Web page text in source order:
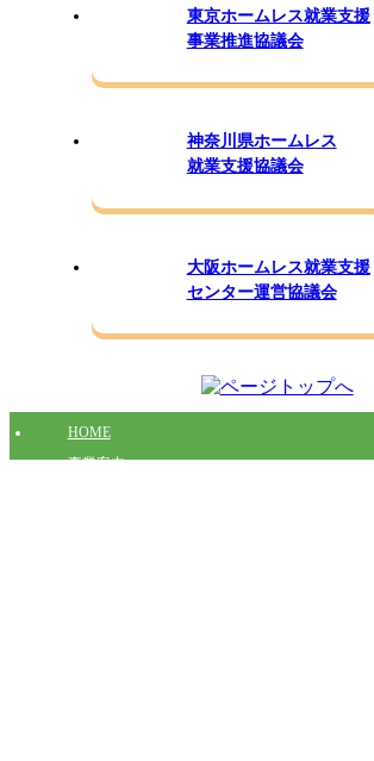
東京ホームレス就業支援
事業推進協議会
神奈川県ホームレス
就業支援協議会
大阪ホームレス就業支援
センター運営協議会
HOME
事業案内